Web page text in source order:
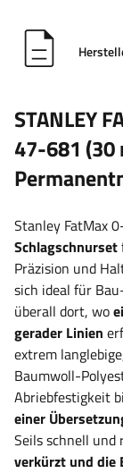
STANLEY
47-681 (30
Stanley FatMax
Schlagschnurset
Präzision und
sich ideal für
überall dort, wo
gerader Linien
extrem
Baumwoll-
Abriebfestigkeit
einer
Seils schnell und
verkürzt und die